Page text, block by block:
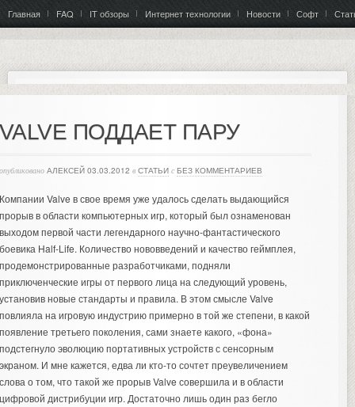
Главная FAQ IT обзоры Интернет технологии Новости Софт
ПОДДАЕТ ПАРУ
АЛЕКСЕЙ 03.03.2012 в СТАТЬИ с БЕЗ КОММЕНТАРИЕВ
Valve в свое время уже удалось сделать выдающийся
в области компьютерных игр, который был ознаменован
первой части легендарного научно-фантастического
Half-Life. Количество нововведений и качество геймплея,
разработчиками, подняли
игры от первого лица на следующий уровень,
новые стандарты и правила. В этом смысле Valve
на игровую индустрию примерно в той же степени, в какой
третьего поколения, сами знаете какого, «фона»
эволюцию портативных устройств с сенсорным
И мне кажется, едва ли кто-то сочтет преувеличением
о том, что такой же прорыв Valve совершила и в области
дистрибуции игр. Достаточно лишь один раз бегло